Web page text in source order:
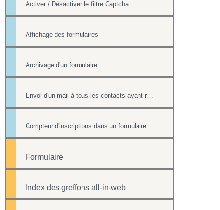
Activer / Désactiver le filtre Captcha
Affichage des formulaires
Archivage d'un formulaire
Envoi d'un mail à tous les contacts ayant répondu à un formulaire
Compteur d'inscriptions dans un formulaire
Formulaire
Index des greffons all-in-web